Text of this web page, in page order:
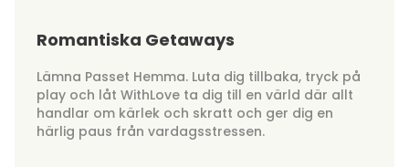
Romantiska Getaways
Lämna Passet Hemma. Luta dig tillbaka, tryck på
play och låt WithLove ta dig till en värld där allt
handlar om kärlek och skratt och ger dig en
härlig paus från vardagsstressen.